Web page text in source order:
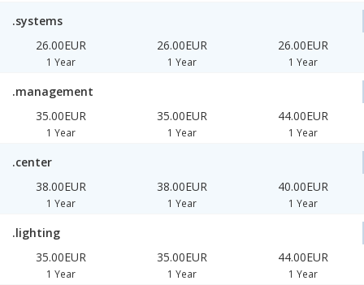
.systems
26.00EUR
1 Year
26.00EUR
1 Year
26.00EUR
1 Year
.management
35.00EUR
1 Year
35.00EUR
1 Year
44.00EUR
1 Year
.center
38.00EUR
1 Year
38.00EUR
1 Year
40.00EUR
1 Year
.lighting
35.00EUR
1 Year
35.00EUR
1 Year
44.00EUR
1 Year